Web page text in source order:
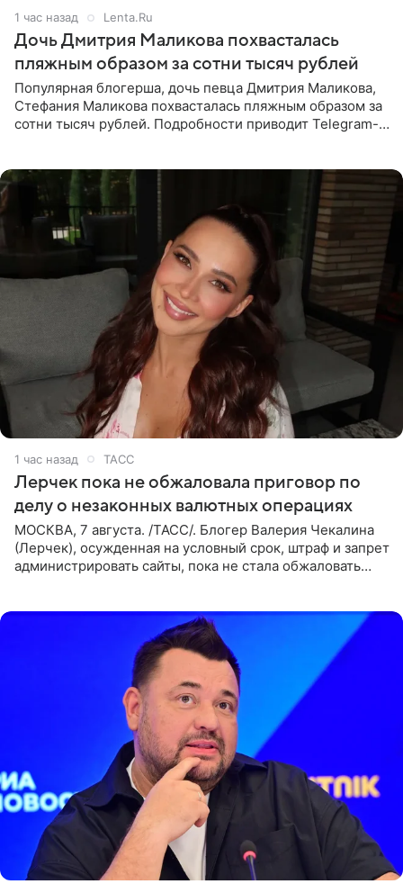
1 час назад Lenta.Ru
Дочь Дмитрия Маликова похвасталась
пляжным образом за сотни тысяч рублей
Популярная блогерша, дочь певца Дмитрия Маликова,
Стефания Маликова похвасталась пляжным образом за
сотни тысяч рублей. Подробности приводит Telegram-
1 час назад ТАСС
Лерчек пока не обжаловала приговор по
делу о незаконных валютных операциях
МОСКВА, 7 августа. /ТАСС/. Блогер Валерия Чекалина
(Лерчек), осужденная на условный срок, штраф и запрет
администрировать сайты, пока не стала обжаловать